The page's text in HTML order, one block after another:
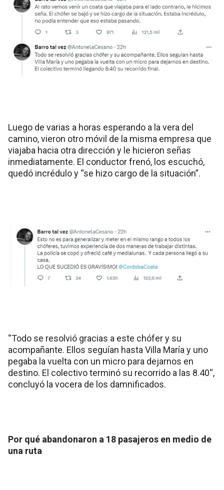
Luego de varias a horas esperando a la vera del
camino, vieron otro móvil de la misma empresa que
viajaba hacia otra dirección y le hicieron señas
inmediatamente. El conductor frenó, los escuchó,
quedó incrédulo y “se hizo cargo de la situación”.
“Todo se resolvió gracias a este chófer y su
acompañante. Ellos seguían hasta Villa María y uno
pegaba la vuelta con un micro para dejarnos en
destino. El colectivo terminó su recorrido a las 8.40“,
concluyó la vocera de los damnificados.
Por qué abandonaron a 18 pasajeros en medio de
una ruta